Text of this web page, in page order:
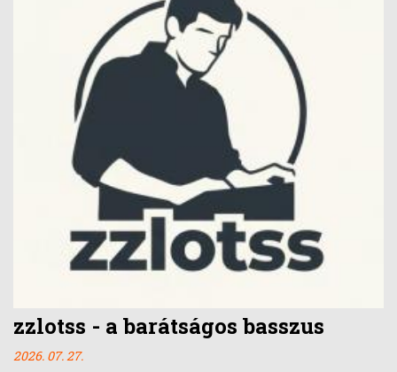
zzlotss - a barátságos basszus
2026. 07. 27.